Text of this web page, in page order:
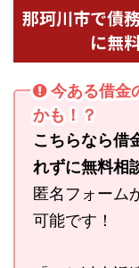
那珂川市で債
に無
今ある借金
かも！？
こちらなら借
れずに無料相
匿名フォーム
可能です！